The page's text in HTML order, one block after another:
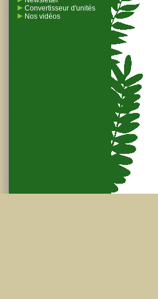
Convertisseur d'unités
Nos vidéos